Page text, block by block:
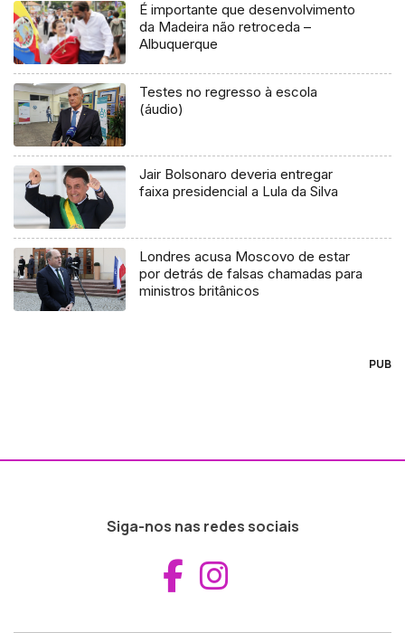
É importante que desenvolvimento
da Madeira não retroceda –
Albuquerque
Testes no regresso à escola
(áudio)
Jair Bolsonaro deveria entregar
faixa presidencial a Lula da Silva
Londres acusa Moscovo de estar
por detrás de falsas chamadas para
ministros britânicos
PUB
Siga-nos nas redes sociais
Aceder ao